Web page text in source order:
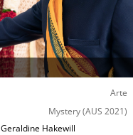
Arte
Mystery(AUS 2021)
Geraldine Hakewill